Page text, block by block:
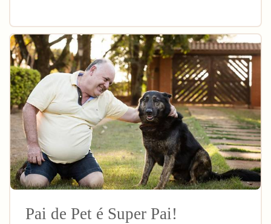
Pai de Pet é Super Pai!